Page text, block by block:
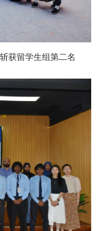
获留学生组第二名